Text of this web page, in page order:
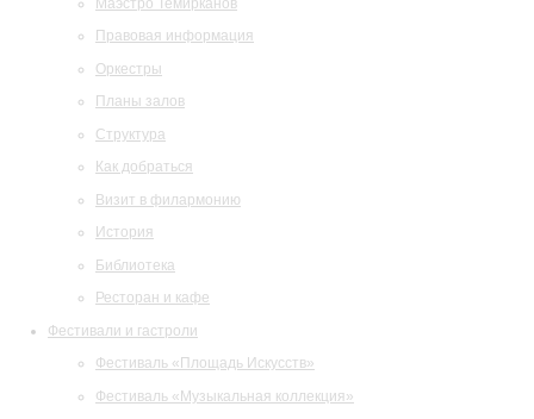
Правовая информация
Оркестры
Планы залов
Структура
Как добраться
Визит в филармонию
История
Библиотека
Ресторан и кафе
Фестивали и гастроли
Фестиваль «Площадь Искусств»
Фестиваль «Музыкальная коллекция»